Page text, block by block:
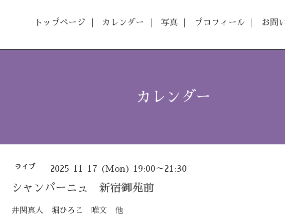
トップページ カレンダー 写真 プロフィール お問
カレンダー
ライブ 2025-11-17 (Mon) 19:00～21:30
シャンパーニュ 新宿御苑前
井関真人 堀ひろこ 唯文 他